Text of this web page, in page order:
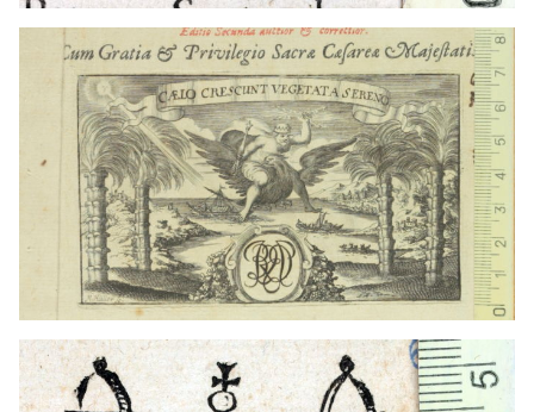
1578 - 1600
Spira (Alemania)
1597 - 1591
Heidelberg (Alemania)